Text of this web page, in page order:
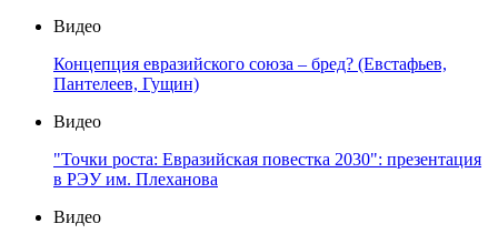
Видео
Концепция евразийского союза – бред? (Евстафьев,
Пантелеев, Гущин)
Видео
"Точки роста: Евразийская повестка 2030": презентация
в РЭУ им. Плеханова
Видео